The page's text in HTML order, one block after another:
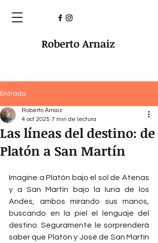
Roberto Arnaiz
Entrada
Las líneas del destino: de
Platón a San Martín
Roberto Arnaiz
4 oct 2025 7 min de lectura
Imagine a Platón bajo el sol de Atenas
y a San Martín bajo la luna de los
Andes, ambos mirando sus manos,
buscando en la piel el lenguaje del
destino. Seguramente le sorprenderá
saber que Platón y José de San Martín